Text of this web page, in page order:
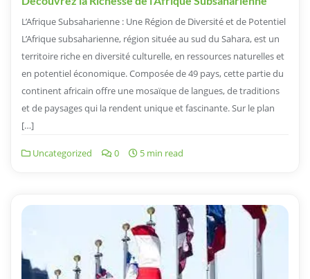
L’Afrique Subsaharienne : Une Région de Diversité et de Potentiel
L’Afrique subsaharienne, région située au sud du Sahara, est un
territoire riche en diversité culturelle, en ressources naturelles et
en potentiel économique. Composée de 49 pays, cette partie du
continent africain offre une mosaïque de langues, de traditions
et de paysages qui la rendent unique et fascinante. Sur le plan
[…]
Uncategorized 0 5 min read